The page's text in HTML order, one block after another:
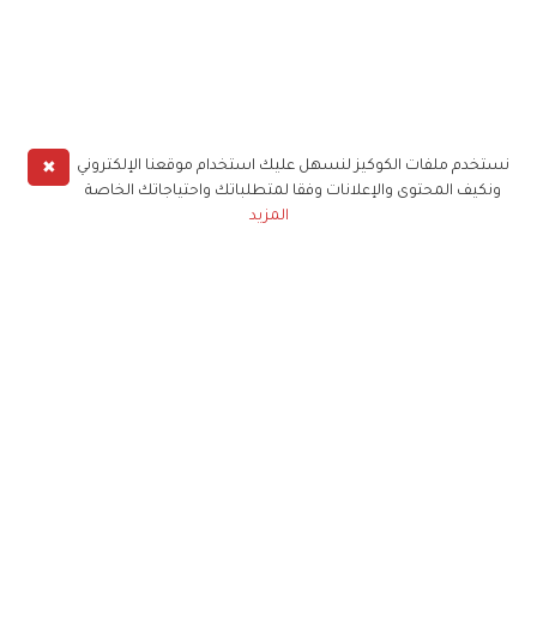
✖
نستخدم ملفات الكوكيز لنسهل عليك استخدام موقعنا الإلكتروني
ونكيف المحتوى والإعلانات وفقا لمتطلباتك واحتياجاتك الخاصة
المزيد